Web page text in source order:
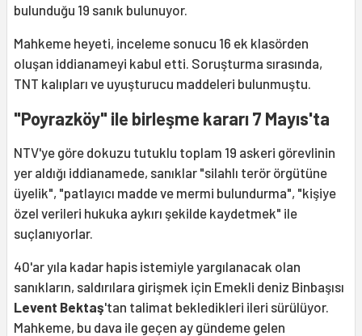
bulunduğu 19 sanık bulunuyor.
Mahkeme heyeti, inceleme sonucu 16 ek klasörden
oluşan iddianameyi kabul etti. Soruşturma sırasında,
TNT kalıpları ve uyuşturucu maddeleri bulunmuştu.
"Poyrazköy" ile birleşme kararı 7 Mayıs'ta
NTV'ye göre dokuzu tutuklu toplam 19 askeri görevlinin
yer aldığı iddianamede, sanıklar "silahlı terör örgütüne
üyelik", "patlayıcı madde ve mermi bulundurma", "kişiye
özel verileri hukuka aykırı şekilde kaydetmek" ile
suçlanıyorlar.
40'ar yıla kadar hapis istemiyle yargılanacak olan
sanıkların, saldırılara girişmek için Emekli deniz Binbaşısı
Levent Bektaş'tan talimat bekledikleri ileri sürülüyor.
Mahkeme, bu dava ile geçen ay gündeme gelen